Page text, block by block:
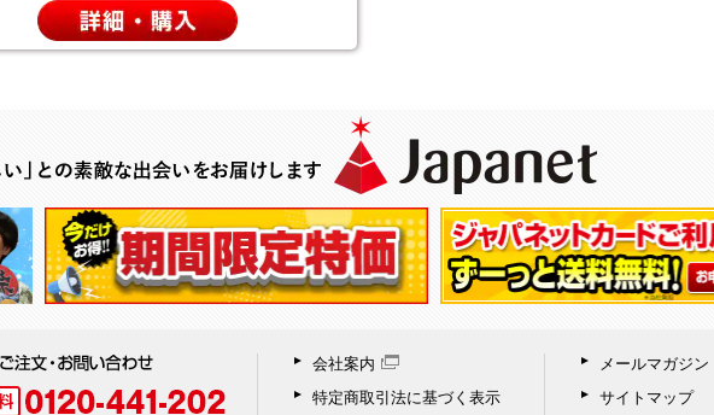
会社案内
特定商取引法に基づく表示
メールマガジン
サイトマップ